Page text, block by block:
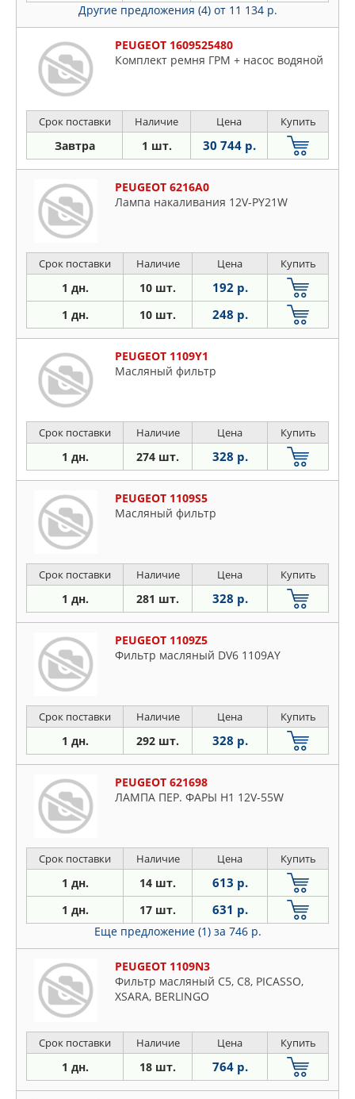
Другие предложения (4) от 11 134 р.
PEUGEOT 1609525480
Комплект ремня ГРМ + насос водяной
Срок поставки Наличие Цена Купить
Завтра 1 шт. 30 744 р.
PEUGEOT 6216A0
Лампа накаливания 12V-PY21W
Срок поставки Наличие Цена Купить
1 дн. 10 шт. 192 р.
1 дн. 10 шт. 248 р.
PEUGEOT 1109Y1
Масляный фильтр
Срок поставки Наличие Цена Купить
1 дн. 274 шт. 328 р.
PEUGEOT 1109S5
Масляный фильтр
Срок поставки Наличие Цена Купить
1 дн. 281 шт. 328 р.
PEUGEOT 1109Z5
Фильтр масляный DV6 1109AY
Срок поставки Наличие Цена Купить
1 дн. 292 шт. 328 р.
PEUGEOT 621698
ЛАМПА ПЕР. ФАРЫ H1 12V-55W
Срок поставки Наличие Цена Купить
1 дн. 14 шт. 613 р.
1 дн. 17 шт. 631 р.
Еще предложение (1) за 746 р.
PEUGEOT 1109N3
Фильтр масляный C5, C8, PICASSO,
XSARA, BERLINGO
Срок поставки Наличие Цена Купить
1 дн. 18 шт. 764 р.